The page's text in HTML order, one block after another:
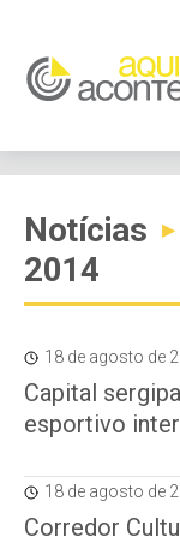
Notícias ▸
2014
18 de agosto de
Capital
esportivo
18 de agosto de
Corredor